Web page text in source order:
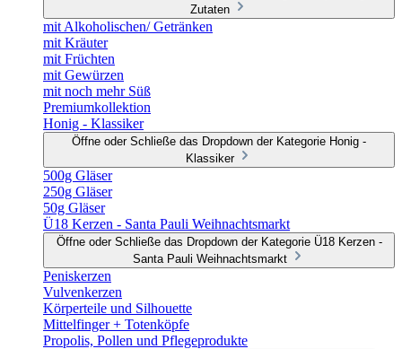
Zutaten
mit Alkoholischen/ Getränken
mit Kräuter
mit Früchten
mit Gewürzen
mit noch mehr Süß
Premiumkollektion
Honig - Klassiker
Öffne oder Schließe das Dropdown der Kategorie Honig -
Klassiker
500g Gläser
250g Gläser
50g Gläser
Ü18 Kerzen - Santa Pauli Weihnachtsmarkt
Öffne oder Schließe das Dropdown der Kategorie Ü18 Kerzen -
Santa Pauli Weihnachtsmarkt
Peniskerzen
Vulvenkerzen
Körperteile und Silhouette
Mittelfinger + Totenköpfe
Propolis, Pollen und Pflegeprodukte